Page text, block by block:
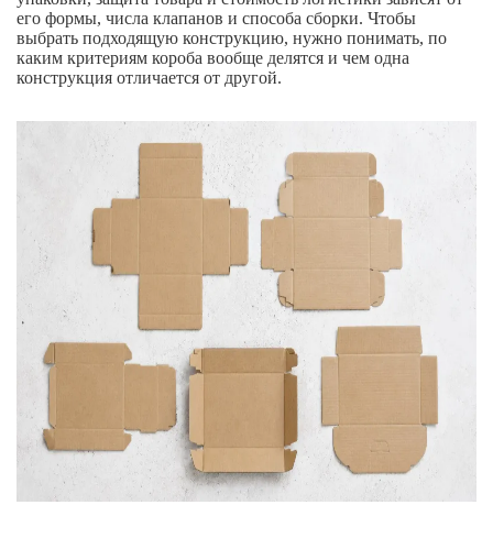
его формы, числа клапанов и способа сборки. Чтобы
выбрать подходящую конструкцию, нужно понимать, по
каким критериям короба вообще делятся и чем одна
конструкция отличается от другой.